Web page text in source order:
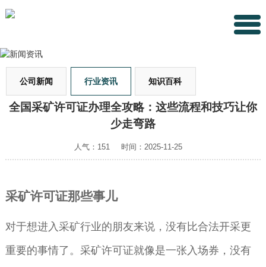
公司新闻 行业资讯 知识百科
全国采矿许可证办理全攻略：这些流程和技巧让你
少走弯路
人气：151 时间：2025-11-25
采矿许可证那些事儿
对于想进入采矿行业的朋友来说，没有比合法开采更
重要的事情了。采矿许可证就像是一张入场券，没有